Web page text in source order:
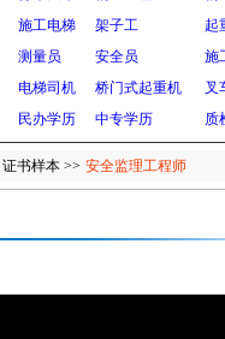
施工电梯 架子工
起
测量员 安全员
施
电梯司机 桥门式起重机
叉
民办学历 中专学历 质
证书样本 >> 安全监理工程师